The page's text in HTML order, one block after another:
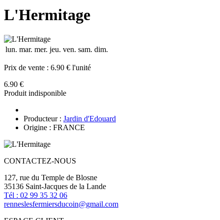
L'Hermitage
lun. mar. mer. jeu. ven. sam. dim.
Prix de vente : 6.90 € l'unité
6.90 €
Produit indisponible
Producteur : Jardin d'Edouard
Origine : FRANCE
CONTACTEZ-NOUS
127, rue du Temple de Blosne
35136 Saint-Jacques de la Lande
Tél : 02 99 35 32 06
renneslesfermiersducoin@gmail.com